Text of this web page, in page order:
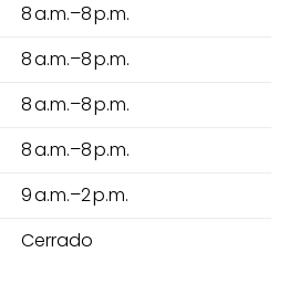
8 a.m.–8 p.m.
8 a.m.–8 p.m.
8 a.m.–8 p.m.
8 a.m.–8 p.m.
9 a.m.–2 p.m.
Cerrado